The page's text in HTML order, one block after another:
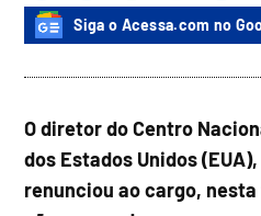
Siga o Acessa.com no
O diretor do Centro
dos Estados Unidos
renunciou ao cargo,